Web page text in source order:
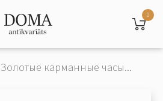
0
Золотые карманные часы...